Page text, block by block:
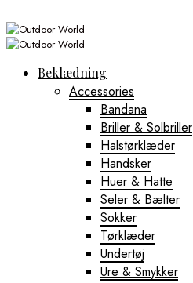
Beklædning
Accessories
Bandana
Briller & Solbriller
Halstørklæder
Handsker
Huer & Hatte
Seler & Bælter
Sokker
Tørklæder
Undertøj
Ure & Smykker